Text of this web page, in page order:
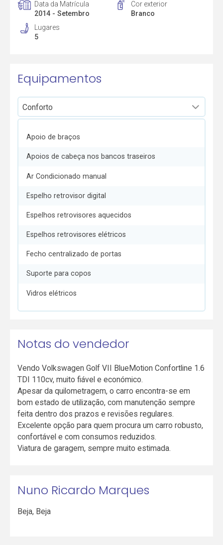
Data da Matrícula
2014 - Setembro
Cor exterior
Branco
Lugares
5
Equipamentos
Apoio de braços
Apoios de cabeça nos bancos traseiros
Ar Condicionado manual
Espelho retrovisor digital
Espelhos retrovisores aquecidos
Espelhos retrovisores elétricos
Fecho centralizado de portas
Suporte para copos
Vidros elétricos
Notas do vendedor
Vendo Volkswagen Golf VII BlueMotion Confortline 1.6
TDI 110cv, muito fiável e económico.
Apesar da quilometragem, o carro encontra-se em
bom estado de utilização, com manutenção sempre
feita dentro dos prazos e revisões regulares.
Excelente opção para quem procura um carro robusto,
confortável e com consumos reduzidos.
Viatura de garagem, sempre muito estimada.
Nuno Ricardo Marques
Beja, Beja